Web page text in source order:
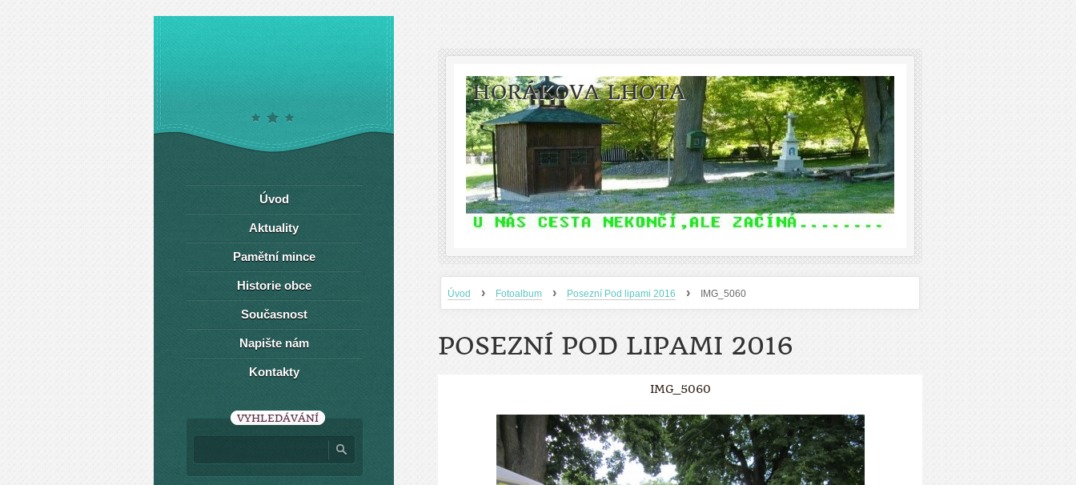
HORÁKOVA LHOTA
Úvod › Fotoalbum › Posezní Pod lipami 2016 › IMG_5060
POSEZNÍ POD LIPAMI 2016
IMG_5060
Úvod
Aktuality
Pamětní mince
Historie obce
Současnost
Napište nám
Kontakty
VYHLEDÁVÁNÍ